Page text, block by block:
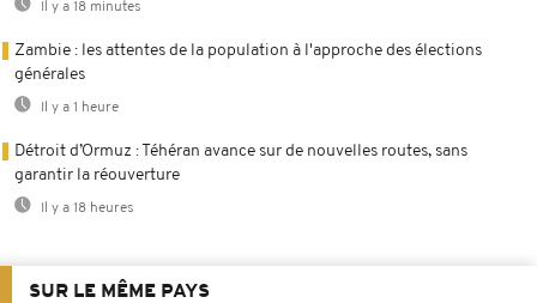
Il y a 18 minutes
Zambie : les attentes de la population à l'approche des élections
générales
Il y a 1 heure
Détroit d’Ormuz : Téhéran avance sur de nouvelles routes, sans
garantir la réouverture
Il y a 18 heures
SUR LE MÊME PAYS